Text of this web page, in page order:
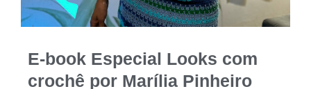
E-book Especial Looks com
crochê por Marília Pinheiro